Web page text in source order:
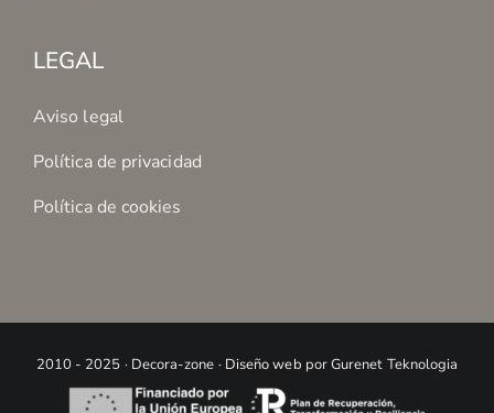
Condiciones de Compra
Formas de Pago
LEGAL
Aviso legal
Política de privacidad
Política de cookies
2010 - 2025 · Decora-zone · Diseño web por Gurenet Teknologia